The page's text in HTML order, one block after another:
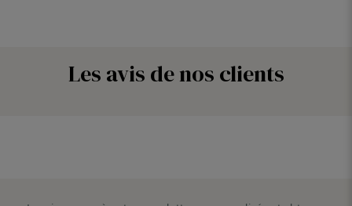
Les avis de nos clients